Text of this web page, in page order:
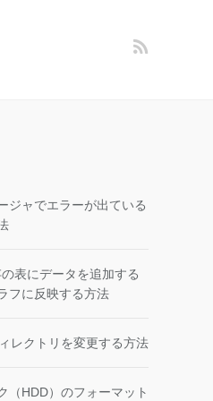
ジャでエラーが出ている
の表にデータを追加する
フに反映する方法
レクトリを変更する方法
（HDD）のフォーマット